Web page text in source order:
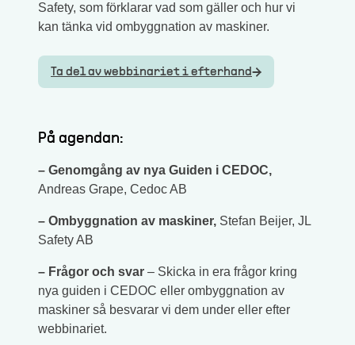
Safety, som förklarar vad som gäller och hur vi
kan tänka vid ombyggnation av maskiner.
Ta del av webbinariet i efterhand
På agendan:
– Genomgång av nya Guiden i CEDOC,
Andreas Grape, Cedoc AB
– Ombyggnation av maskiner, Stefan Beijer, JL
Safety AB
– Frågor och svar – Skicka in era frågor kring
nya guiden i CEDOC eller ombyggnation av
maskiner så besvarar vi dem under eller efter
webbinariet.